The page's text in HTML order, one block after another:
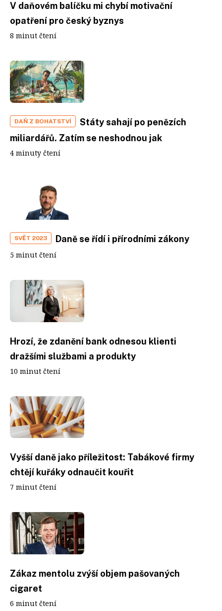
V daňovém balíčku mi chybí motivační
opatření pro český byznys
8 minut čtení
DAŇ Z BOHATSTVÍ
Státy sahají po penězích
miliardářů. Zatím se neshodnou jak
4 minuty čtení
SVĚT 2023 Daně se řídí i přírodními zákony
5 minut čtení
Hrozí, že zdanění bank odnesou klienti
dražšími službami a produkty
10 minut čtení
Vyšší daně jako příležitost: Tabákové firmy
chtějí kuřáky odnaučit kouřit
7 minut čtení
Zákaz mentolu zvýší objem pašovaných
cigaret
6 minut čtení